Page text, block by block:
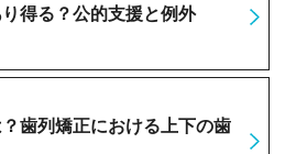
得る？公的支援と例外
歯列矯正における上下の歯